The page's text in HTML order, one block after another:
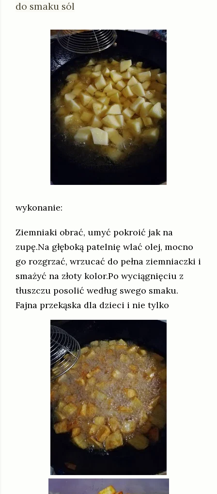
do smaku sól
wykonanie:
Ziemniaki obrać, umyć pokroić jak na
zupę.Na głęboką patelnię wlać olej, mocno
go rozgrzać, wrzucać do pełna ziemniaczki i
smażyć na złoty kolor.Po wyciągnięciu z
tłuszczu posolić według swego smaku.
Fajna przekąska dla dzieci i nie tylko